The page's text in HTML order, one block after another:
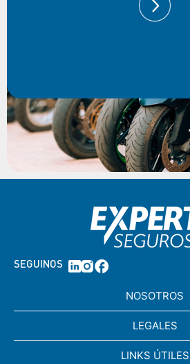
SEGUINOS
NOSOTROS
LEGALES
LINKS ÚTILES